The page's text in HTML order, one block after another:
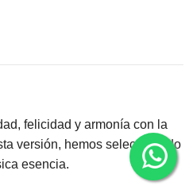
felicidad y armonía con la
versión, hemos seleccionado
esencia.